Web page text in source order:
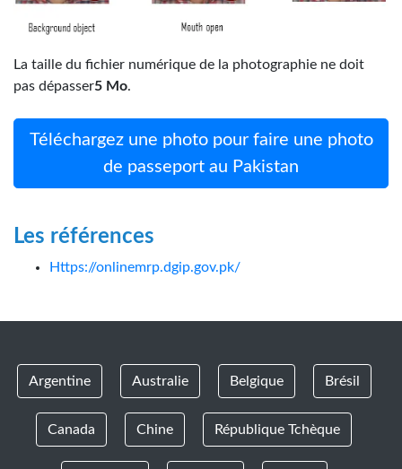
La taille du fichier numérique de la photographie ne doit
pas dépasser5 Mo.
Téléchargez une photo pour faire une photo
de passeport au Pakistan
Les références
Https://onlinemrp.dgip.gov.pk/
Argentine Australie Belgique Brésil
Canada Chine République Tchèque